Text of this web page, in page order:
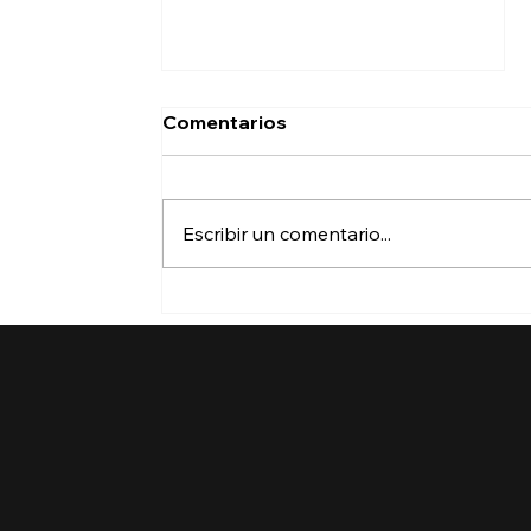
su TPS? ¿Qué puede
Comentarios
Escribir un comentario...